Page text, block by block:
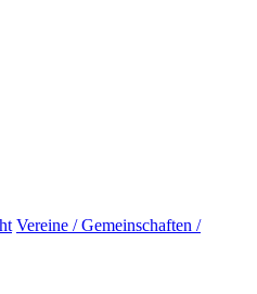
Vereine / Gemeinschaften /